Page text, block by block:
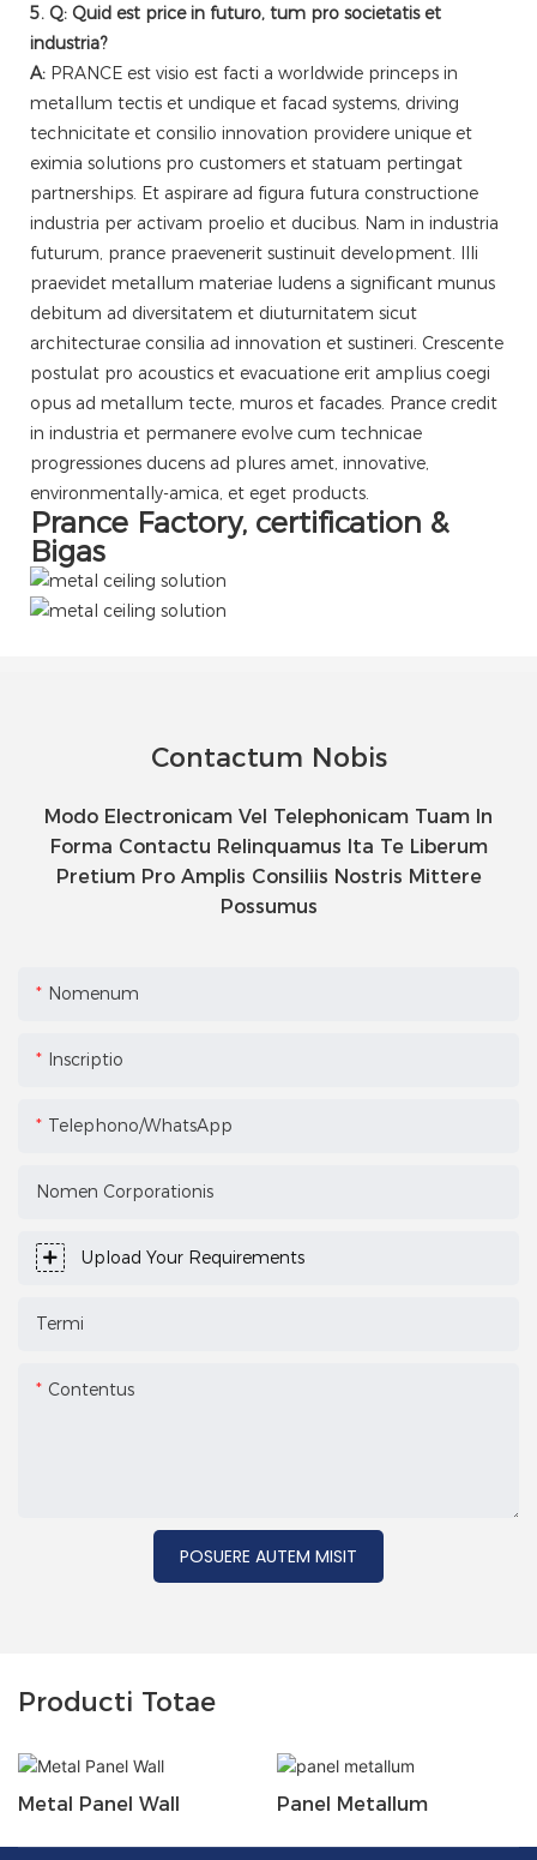
5. Q: Quid est price in futuro, tum pro societatis et
industria?
A: PRANCE est visio est facti a worldwide princeps in
metallum tectis et undique et facad systems, driving
technicitate et consilio innovation providere unique et
eximia solutions pro customers et statuam pertingat
partnerships. Et aspirare ad figura futura constructione
industria per activam proelio et ducibus. Nam in industria
futurum, prance praevenerit sustinuit development. Illi
praevidet metallum materiae ludens a significant munus
debitum ad diversitatem et diuturnitatem sicut
architecturae consilia ad innovation et sustineri. Crescente
postulat pro acoustics et evacuatione erit amplius coegi
opus ad metallum tecte, muros et facades. Prance credit
in industria et permanere evolve cum technicae
progressiones ducens ad plures amet, innovative,
environmentally-amica, et eget products.
Prance Factory, certification &
Bigas
Contactum Nobis
Modo Electronicam Vel Telephonicam Tuam In
Forma Contactu Relinquamus Ita Te Liberum
Pretium Pro Amplis Consiliis Nostris Mittere
Possumus
Nomenum
Inscriptio
Telephono/WhatsApp
Nomen Corporationis
Upload Your Requirements
Termi
Contentus
POSUERE AUTEM MISIT
Producti Totae
Metal Panel Wall Panel Metallum